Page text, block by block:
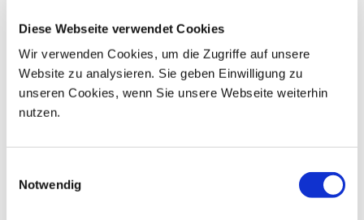
Diese Webseite verwendet Cookies
Wir verwenden Cookies, um die Zugriffe auf unsere
Website zu analysieren. Sie geben Einwilligung zu
unseren Cookies, wenn Sie unsere Webseite weiterhin
nutzen.
Notwendig
10 11 12 13 14
17 19 21
24 25 26 27 28 29 30